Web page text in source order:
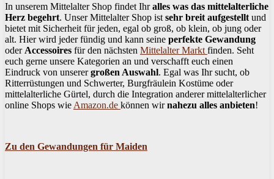
In unserem Mittelalter Shop findet Ihralles was das mittelalterliche
Herz begehrt. Unser Mittelalter Shop ist sehr breit aufgestellt und
bietet mit Sicherheit für jeden, egal ob groß, ob klein, ob jung oder
alt. Hier wird jeder fündig und kann seine perfekte Gewandung
oder Accessoires für den nächsten Mittelalter Markt finden. Seht
euch gerne unsere Kategorien an und verschafft euch einen
Eindruck von unserergroßen Auswahl. Egal was Ihr sucht, ob
Ritterrüstungen und Schwerter, Burgfräulein Kostüme oder
mittelalterliche Gürtel, durch die Integration anderer mittelalterlicher
online Shops wie Amazon.de können wirnahezu alles anbieten!
Zu den Gewandungen für Maiden